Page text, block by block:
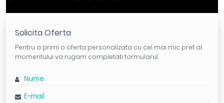
Solicita Oferta
Pentru a primi o oferta personalizata cu cel mai mic pret al
momentului va rugam completati formularul.